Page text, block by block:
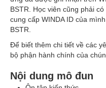
BSTR. Học viên cũng phải
cung cấp WINDA ID của
BSTR.
Để biết thêm chi tiết về các
bộ phận hành chính của
Nội dung mô đun